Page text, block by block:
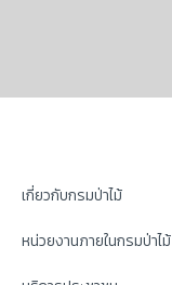
เกี่ยวกับกรมป่าไม้
หน่วยงานภายในกรมป่าไม้